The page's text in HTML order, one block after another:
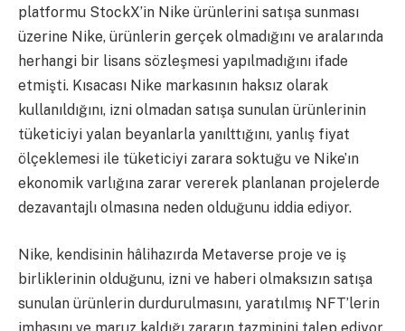
platformu StockX’in Nike ürünlerini satışa sunması
üzerine Nike, ürünlerin gerçek olmadığını ve aralarında
herhangi bir lisans sözleşmesi yapılmadığını ifade
etmişti. Kısacası Nike markasının haksız olarak
kullanıldığını, izni olmadan satışa sunulan ürünlerinin
tüketiciyi yalan beyanlarla yanılttığını, yanlış fiyat
ölçeklemesi ile tüketiciyi zarara soktuğu ve Nike’ın
ekonomik varlığına zarar vererek planlanan projelerde
dezavantajlı olmasına neden olduğunu iddia ediyor.
Nike, kendisinin hâlihazırda Metaverse proje ve iş
birliklerinin olduğunu, izni ve haberi olmaksızın satışa
sunulan ürünlerin durdurulmasını, yaratılmış NFT’lerin